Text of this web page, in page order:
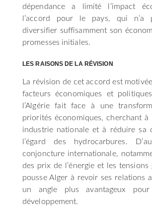
dépendance a limité l’impact
l’accord pour le pays, qui n’a
diversifier suffisamment son
promesses initiales.
LES RAISONS DE LA RÉVISION
La révision de cet accord est
facteurs économiques et
l’Algérie fait face à une
priorités économiques, cherchant à
industrie nationale et à réduire sa
l’égard des hydrocarbures.
conjoncture internationale,
des prix de l’énergie et les tensions
pousse Alger à revoir ses relations
un angle plus avantageux
développement.